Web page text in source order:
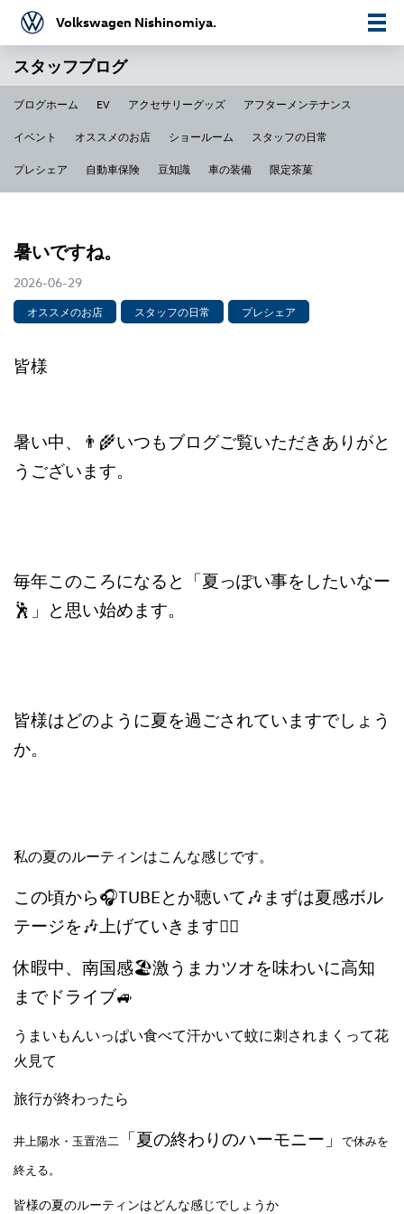
Volkswagen Nishinomiya.
スタッフブログ
ブログホーム EV アクセサリーグッズ アフターメンテナンス
イベント オススメのお店 ショールーム スタッフの日常
プレシェア 自動車保険 豆知識 車の装備 限定茶菓
暑いですね。
2026-06-29
オススメのお店 スタッフの日常 プレシェア
皆様
暑い中、👨‍🌾いつもブログご覧いただきありがと
うございます。
毎年このころになると「夏っぽい事をしたいなー
🕺」と思い始めます。
皆様はどのように夏を過ごされていますでしょう
か。
私の夏のルーティンはこんな感じです。
この頃から🎧TUBEとか聴いて🎶まずは夏感ボル
テージを🎶上げていきます🏃‍♀️
休暇中、南国感🏖激うまカツオを味わいに高知
までドライブ🚙
うまいもんいっぱい食べて汗かいて蚊に刺されまくって花
火見て
旅行が終わったら
井上陽水・玉置浩二 「夏の終わりのハーモニー」
で休みを
終える。
皆様の夏のルーティンはどんな感じでしょうか